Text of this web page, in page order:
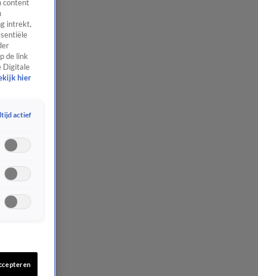
content
intrekt,
de link
Digitale
hier
actief